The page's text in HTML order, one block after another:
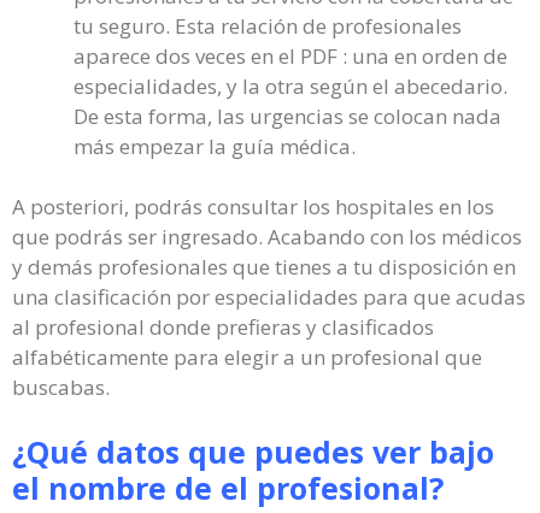
tu seguro. Esta relación de profesionales
aparece dos veces en el PDF : una en orden de
especialidades, y la otra según el abecedario.
De esta forma, las urgencias se colocan nada
más empezar la guía médica.
A posteriori, podrás consultar los hospitales en los
que podrás ser ingresado. Acabando con los médicos
y demás profesionales que tienes a tu disposición en
una clasificación por especialidades para que acudas
al profesional donde prefieras y clasificados
alfabéticamente para elegir a un profesional que
buscabas.
¿Qué datos que puedes ver bajo
el nombre de el profesional?